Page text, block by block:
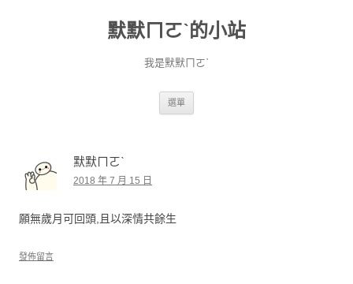
默默ㄇㄛˋ的小站
我是默默ㄇㄛˋ
選單
默默ㄇㄛˋ
2018 年 7 月 15 日
願無歲月可回頭,且以深情共餘生
發佈留言